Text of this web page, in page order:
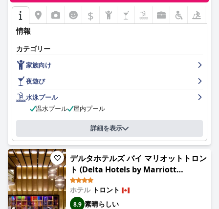
$
情報
カテゴリー
家族向け
夜遊び
水泳プール
温水プール
屋内プール
詳細を表示
デルタホテルズ バイ マリオットトロン
ト (Delta Hotels by Marriott
Toronto)
ホテル トロント
8.9 素晴らしい